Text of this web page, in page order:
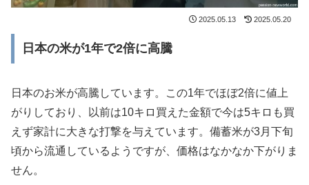
2025.05.13 2025.05.20
日本の米が1年で2倍に高騰
日本のお米が高騰しています。この1年でほぼ2倍に値上
がりしており、以前は10キロ買えた金額で今は5キロも買
えず家計に大きな打撃を与えています。備蓄米が3月下旬
頃から流通しているようですが、価格はなかなか下がりま
せん。